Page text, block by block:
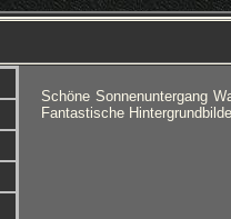
Schöne Sonnenuntergang
Fantastische